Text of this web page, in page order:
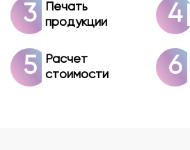
Печать
продукции
Расчет
стоимости